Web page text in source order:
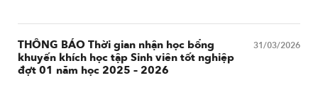
31/03/2026
THÔNG BÁO Thời gian nhận học bổng
khuyến khích học tập Sinh viên tốt nghiệp
đợt 01 năm học 2025 – 2026